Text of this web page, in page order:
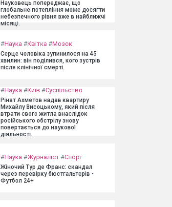
Науковець попереджає, що
глобальне потепління може досягти
небезпечного рівня вже в найближчі
місяці.
#Наука #Квітка #Мозок
Серце чоловіка зупинилося на 45
хвилин: він поділився, кого зустрів
після клінічної смерті.
#Наука #Київ #Суспільство
Рінат Ахметов надав квартиру
Михайлу Висоцькому, який після
втрати свого житла внаслідок
російського обстрілу знову
повертається до наукової
діяльності.
#Наука #Журналіст #Спорт
Жіночий Тур де Франс: скандал
через перевірку бюстгальтерів -
Футбол 24+